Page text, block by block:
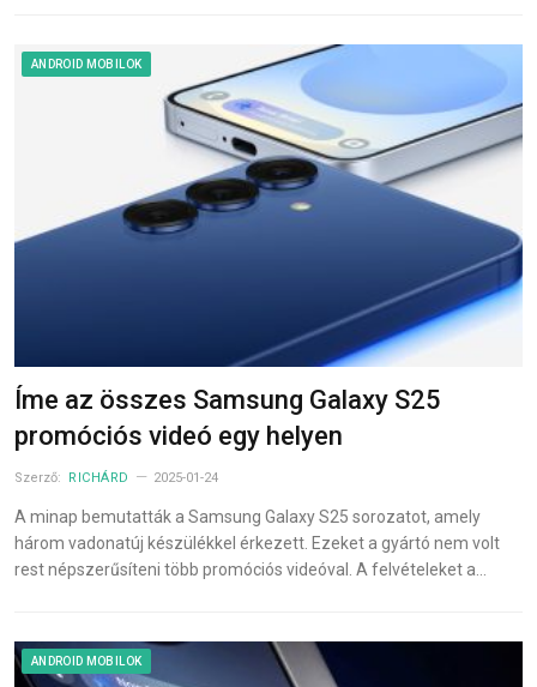
ANDROID MOBILOK
Íme az összes Samsung Galaxy S25
promóciós videó egy helyen
Szerző: RICHÁRD 2025-01-24
A minap bemutatták a Samsung Galaxy S25 sorozatot, amely
három vadonatúj készülékkel érkezett. Ezeket a gyártó nem volt
rest népszerűsíteni több promóciós videóval. A felvételeket a…
ANDROID MOBILOK